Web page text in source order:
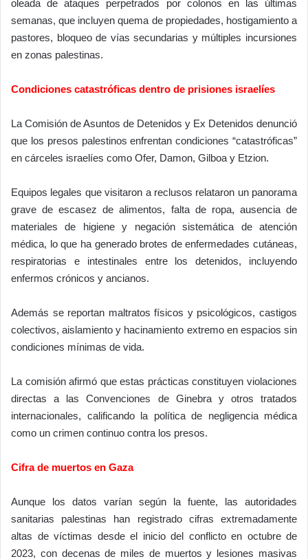
oleada de ataques perpetrados por colonos en las últimas
semanas, que incluyen quema de propiedades, hostigamiento a
pastores, bloqueo de vías secundarias y múltiples incursiones
en zonas palestinas.
Condiciones catastróficas dentro de prisiones israelíes
La Comisión de Asuntos de Detenidos y Ex Detenidos denunció
que los presos palestinos enfrentan condiciones “catastróficas”
en cárceles israelíes como Ofer, Damon, Gilboa y Etzion.
Equipos legales que visitaron a reclusos relataron un panorama
grave de escasez de alimentos, falta de ropa, ausencia de
materiales de higiene y negación sistemática de atención
médica, lo que ha generado brotes de enfermedades cutáneas,
respiratorias e intestinales entre los detenidos, incluyendo
enfermos crónicos y ancianos.
Además se reportan maltratos físicos y psicológicos, castigos
colectivos, aislamiento y hacinamiento extremo en espacios sin
condiciones mínimas de vida.
La comisión afirmó que estas prácticas constituyen violaciones
directas a las Convenciones de Ginebra y otros tratados
internacionales, calificando la política de negligencia médica
como un crimen continuo contra los presos.
Cifra de muertos en Gaza
Aunque los datos varían según la fuente, las autoridades
sanitarias palestinas han registrado cifras extremadamente
altas de víctimas desde el inicio del conflicto en octubre de
2023, con decenas de miles de muertos y lesiones masivas